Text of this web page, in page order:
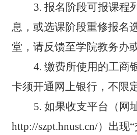
3.报名阶段可报课程
息，或选课阶段重修报名
堂，请反馈至学院教务办
4.缴费所使用的工商
卡须开通网上银行，不限
5.如果收支平台（网
http://szpt.hnust.cn/）出现